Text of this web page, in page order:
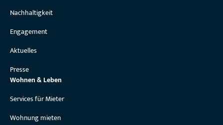
Nachhaltigkeit
Engagement
Aktuelles
Presse
Wohnen & Leben
Services für Mieter
Wohnung mieten